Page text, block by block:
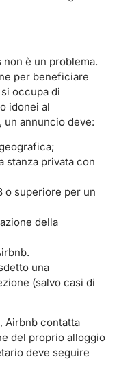
è un problema.
per beneficiare
occupa di
idonei al
un annuncio deve:
stanza privata con
o superiore per un
della
una
(salvo casi di
Airbnb contatta
del proprio alloggio
deve seguire